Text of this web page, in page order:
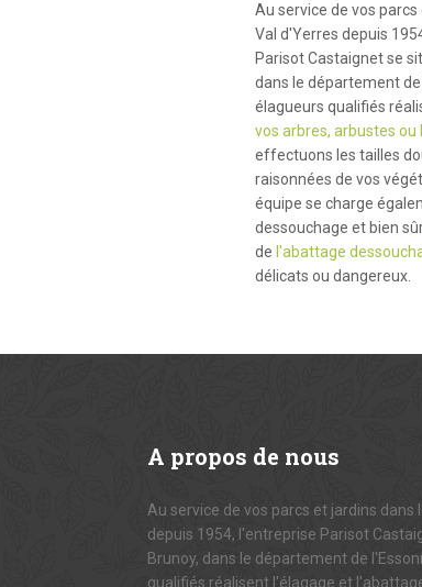
Au service de vos
Val d'Yerres depuis
Parisot Castaignet se
dans le département de
élagueurs qualifiés
vos arbres, arbustes ou
effectuons les tailles
raisonnées de vos
équipe se charge
dessouchage et bien
de l'abattage
délicats ou dangereux.
A propos de nous
Au service de vos parcs et jardins dans
depuis 1954, l'entreprise Parisot
Brunoy, dans le département de
qualifiés réalisent l'élagage et